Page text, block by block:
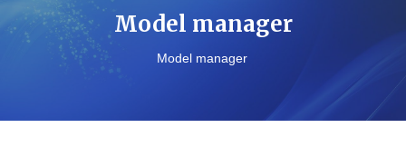
Model manager
Model manager